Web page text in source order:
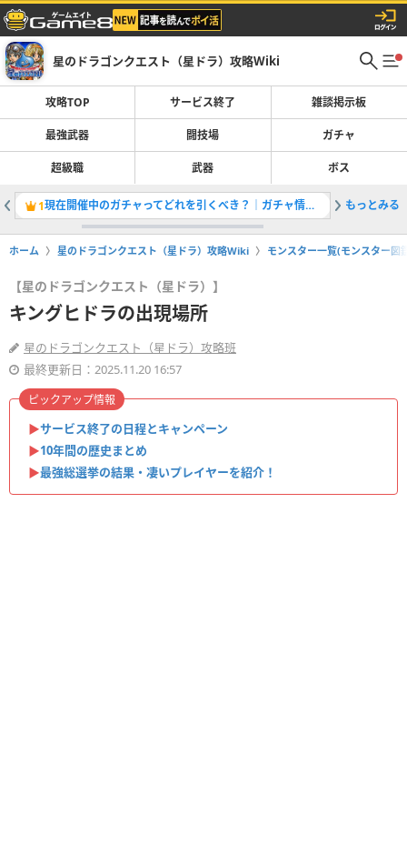
星のドラゴンクエスト（星ドラ）攻略Wiki
攻略TOP サービス終了 雑談掲示板
最強武器 闘技場 ガチャ
超級職 武器 ボス
1 現在開催中のガチャってどれを引くべき？｜ガチャ情報一覧 2臨戦態
もっとみる
ホーム 星のドラゴンクエスト（星ドラ）攻略Wiki モンスター一覧(モンスター図
【星のドラゴンクエスト（星ドラ）】
キングヒドラの出現場所
星のドラゴンクエスト（星ドラ）攻略班
最終更新日：2025.11.20 16:57
▶︎サービス終了の日程とキャンペーン
▶︎10年間の歴史まとめ
▶︎最強総選挙の結果・凄いプレイヤーを紹介！
ピックアップ情報